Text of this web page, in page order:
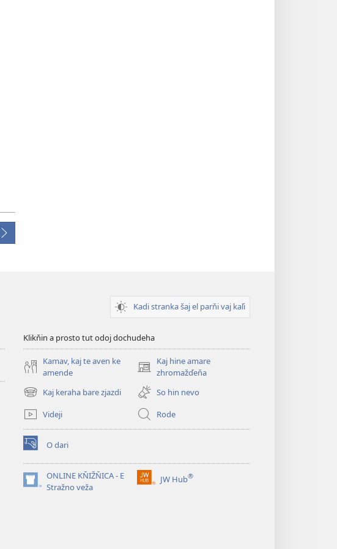
Kadi stranka šaj el parňi vaj kaľi
Klikňin a prosto tut odoj dochudeha
Kamav, kaj te aven ke
amende
Kaj hine amare
zhromažďeňa
(opens
new
window)
Kaj keraha bare zjazdi
(opens
new
window)
So hin nevo
Videji
Rode
O dari
(opens
new
window)ONLINE KŇIŽŇICA - E
Stražno veža
(opens
JW Hub®
(opens